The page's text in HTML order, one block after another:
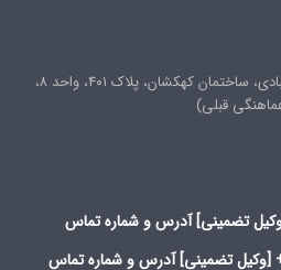
اتوبان باقری؛ فرجام غربی، بعد از عبادی، ساختمان کهکشان، پلاک ۴۰۱، واحد ۸،
قبلی)
تضمینی] آدرس و شماره تماس
+ [وکیل تضمینی] آدرس و شماره تماس